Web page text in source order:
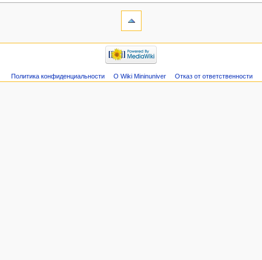
Политика конфиденциальности О Wiki Mininuniver Отказ от ответственности